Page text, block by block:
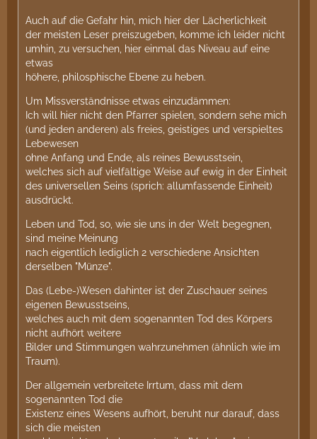
Auch auf die Gefahr hin, mich hier der Lächerlichkeit
der meisten Leser preiszugeben, komme ich leider nicht
umhin, zu versuchen, hier einmal das Niveau auf eine
etwas
höhere, philosphische Ebene zu heben.
Um Missverständnisse etwas einzudämmen:
Ich will hier nicht den Pfarrer spielen, sondern sehe mich
(und jeden anderen) als freies, geistiges und verspieltes
Lebewesen
ohne Anfang und Ende, als reines Bewusstsein,
welches sich auf vielfältige Weise auf ewig in der Einheit
des universellen Seins (sprich: allumfassende Einheit)
ausdrückt.
Leben und Tod, so, wie sie uns in der Welt begegnen,
sind meine Meinung
nach eigentlich lediglich 2 verschiedene Ansichten
derselben "Münze".
Das (Lebe-)Wesen dahinter ist der Zuschauer seines
eigenen Bewusstseins,
welches auch mit dem sogenannten Tod des Körpers
nicht aufhört weitere
Bilder und Stimmungen wahrzunehmen (ähnlich wie im
Traum).
Der allgemein verbreitete Irrtum, dass mit dem
sogenannten Tod die
Existenz eines Wesens aufhört, beruht nur darauf, dass
sich die meisten